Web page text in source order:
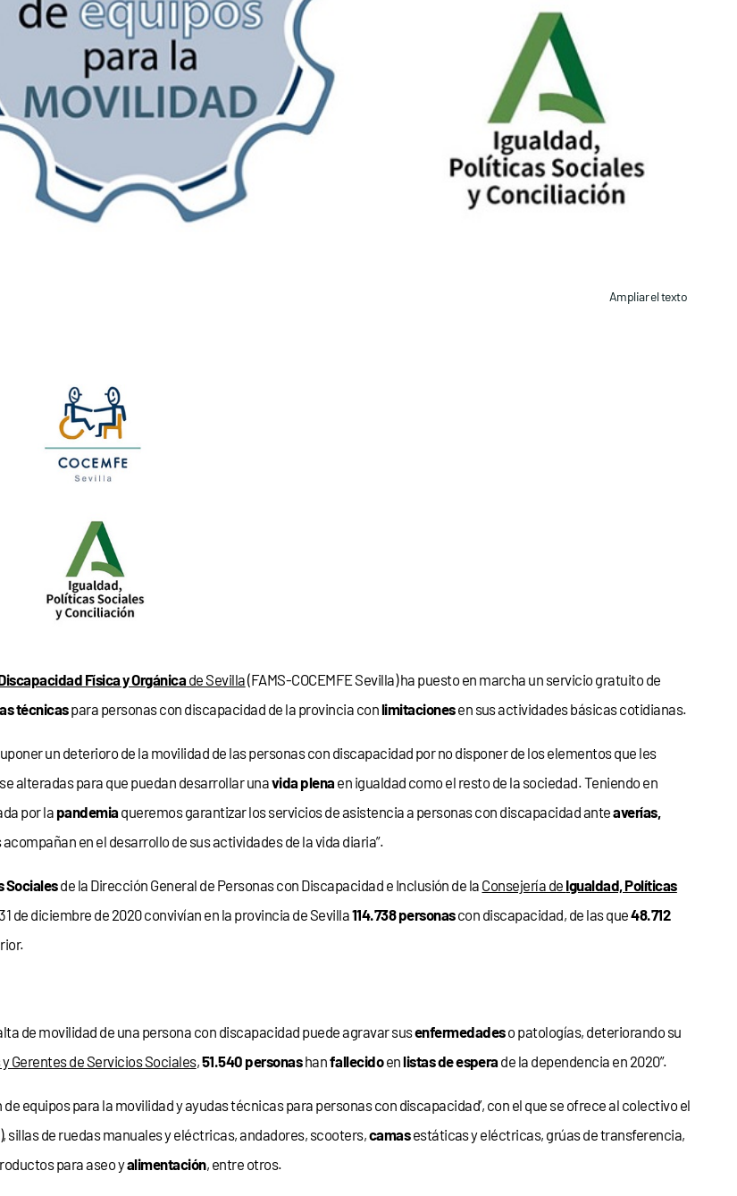
Ampliar el texto
Física y Orgánica de Sevilla(FAMS-COCEMFE Sevilla) ha puesto en marcha un servicio gratuito de
técnicaspara personas con discapacidad de la provincia conlimitacionesen sus actividades básicas cotidianas.
un deterioro de la movilidad de las personas con discapacidad por no disponer de los elementos que les
alteradas para que puedan desarrollar unavida plena en igualdad como el resto de la sociedad. Teniendo en
por la pandemia queremos garantizar los servicios de asistencia a personas con discapacidad anteaverías,
en el desarrollo de sus actividades de la vida diaria”.
Socialesde la Dirección General de Personas con Discapacidad e Inclusión de la Consejería de Igualdad, Políticas
de diciembre de 2020 convivían en la provincia de Sevilla114.738 personascon discapacidad, de las que48.712
de movilidad de una persona con discapacidad puede agravar susenfermedadeso patologías, deteriorando su
Gerentes de Servicios Sociales,51.540 personashanfallecidoenlistas de espera de la dependencia en 2020”.
equipos para la movilidad y ayudas técnicas para personas con discapacidad’, con el que se ofrece al colectivo el
), sillas de ruedas manuales y eléctricas, andadores, scooters,camasestáticas y eléctricas, grúas de transferencia,
para aseo yalimentación, entre otros.